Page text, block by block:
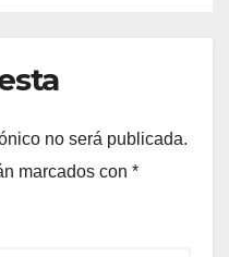
no será publicada.
marcados con *